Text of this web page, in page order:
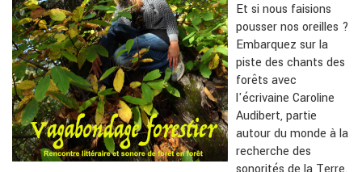
Et si nous faisions
pousser nos oreilles ?
Embarquez sur la
piste des chants des
forêts avec
l'écrivaine Caroline
Audibert, partie
autour du monde à la
recherche des